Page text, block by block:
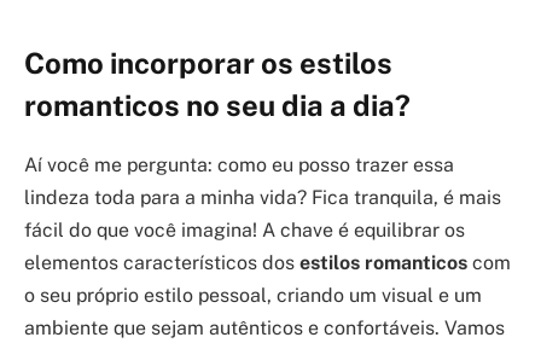
Como incorporar os estilos
romanticos no seu dia a dia?
Aí você me pergunta: como eu posso trazer essa
lindeza toda para a minha vida? Fica tranquila, é mais
fácil do que você imagina! A chave é equilibrar os
elementos característicos dos estilos romanticos com
o seu próprio estilo pessoal, criando um visual e um
ambiente que sejam autênticos e confortáveis. Vamos